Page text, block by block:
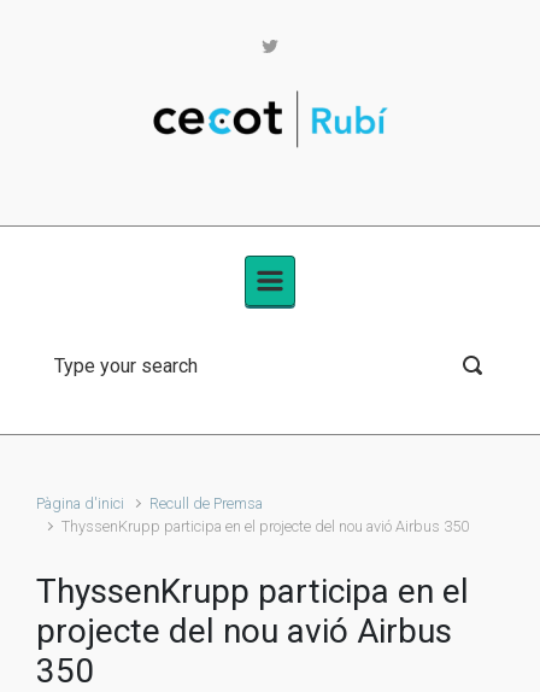
Pàgina d'inici
Recull de Premsa
ThyssenKrupp participa en el projecte del nou avió Airbus 350
ThyssenKrupp participa en el
projecte del nou avió Airbus
350